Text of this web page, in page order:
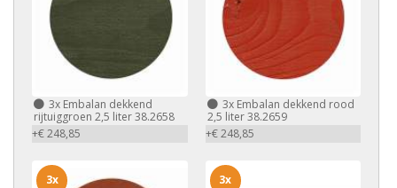
3x Embalan dekkend
rijtuiggroen 2,5 liter 38.2658
+€ 248,85
3xEmbalan dekkend rood
2,5 liter 38.2659
+€ 248,85
3x 3x